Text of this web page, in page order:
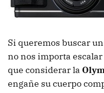
Si queremos buscar
no nos importa
que considerar la
engañe su cuerpo